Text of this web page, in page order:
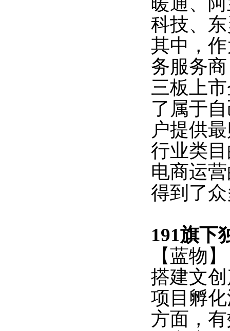
科技、
其中，
务服务
三板上
了属于
户提供
行业类
电商运
得到了
191旗下
【蓝物】
搭建文
项目孵
方面，